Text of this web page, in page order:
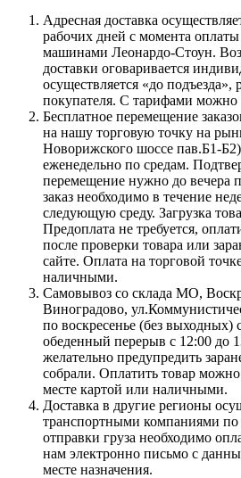
Адресная доставка
рабочих дней с момента
машинами Леонардо-Стоун.
доставки оговаривается
осуществляется «до подъезда»,
покупателя. С тарифами можно
Бесплатное перемещение
на нашу торговую точку на
Новорижского шоссе пав.Б1-Б2)
еженедельно по средам.
перемещение нужно до вечера
заказ необходимо в течение
следующую среду. Загрузка
Предоплата не требуется,
после проверки товара или
сайте. Оплата на торговой
наличными.
Самовывоз со склада МО,
Виноградово,
по воскресенье (без выходных)
обеденный перерыв с 12:00 до
желательно предупредить
собрали. Оплатить товар
месте картой или наличными.
Доставка в другие регионы
транспортными компаниями
отправки груза необходимо
нам электронно письмо с
месте назначения.